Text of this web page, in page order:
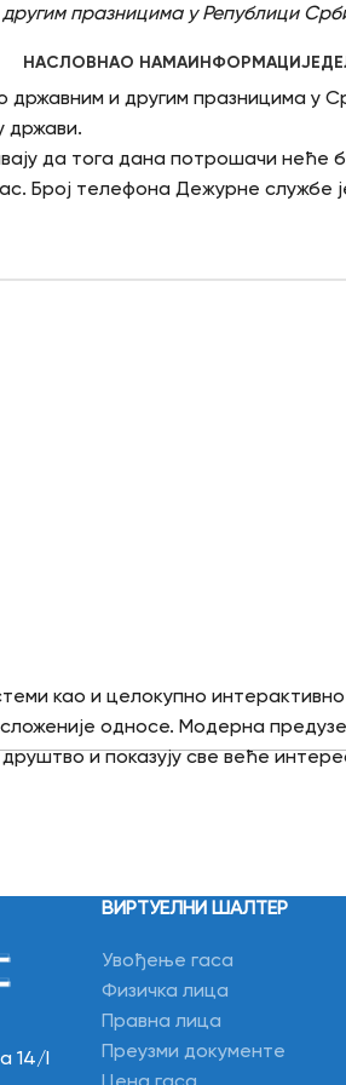
НАСЛОВНАО НАМАИНФОРМАЦИЈЕ
празницима у Републици
и другим празницима у
држави.
да тога дана потрошачи неће
Број телефона Дежурне службе
као и целокупно интерактивно
односе. Модерна
и показују све веће
простор око објекта у коме
у естетском смислу, али уједно
и заштити средине у којој
14/I
ВИРТУЕЛНИ ШАЛТЕР
Увођење гаса
Физичка лица
Правна лица
Преузми документе